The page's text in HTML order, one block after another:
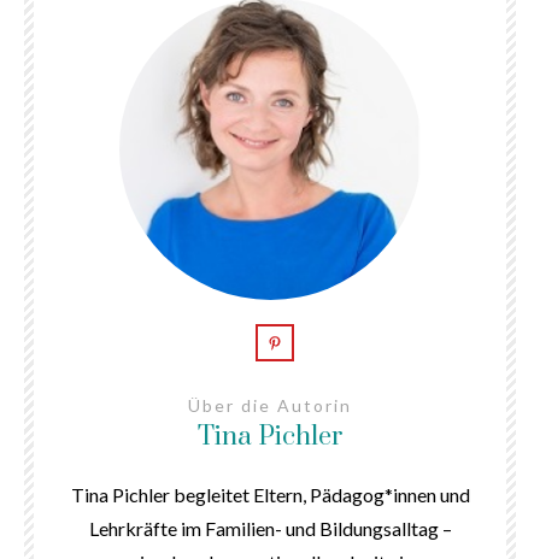
Über die Autorin
Tina Pichler
Tina Pichler begleitet Eltern, Pädagog*innen und
Lehrkräfte im Familien- und Bildungsalltag –